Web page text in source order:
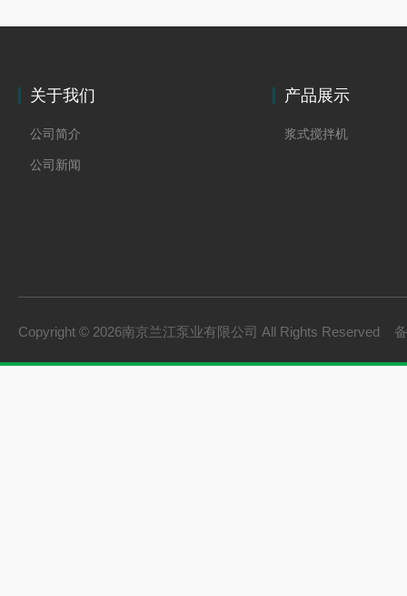
关于我们
公司简介
公司新闻
产品展示
浆式搅拌机
Copyright © 2026南京兰江泵业有限公司 All Rights Reserved